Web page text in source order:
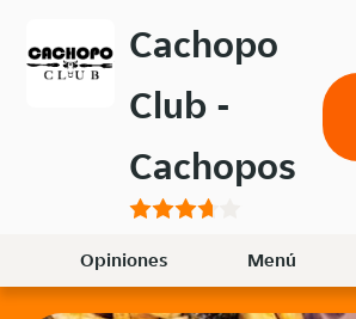
menú
Cachopo
Club -
Cachopos
Opiniones Menú